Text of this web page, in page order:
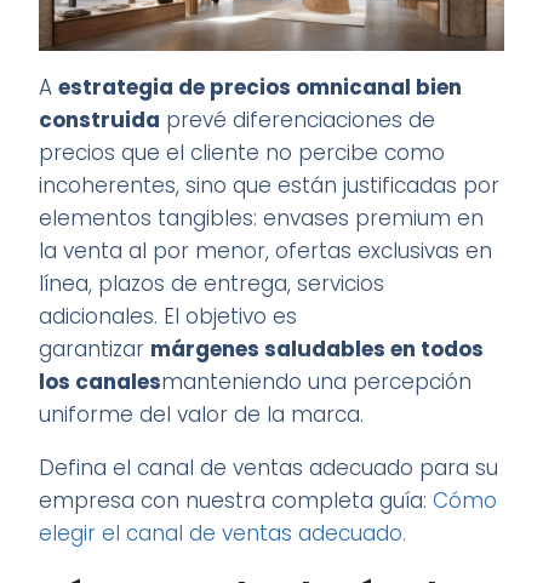
Aestrategia de precios omnicanal bien
construida prevé diferenciaciones de
precios que el cliente no percibe como
incoherentes, sino que están justificadas por
elementos tangibles: envases premium en
la venta al por menor, ofertas exclusivas en
línea, plazos de entrega, servicios
adicionales. El objetivo es
garantizar márgenes saludables en todos
los canalesmanteniendo una percepción
uniforme del valor de la marca.
Defina el canal de ventas adecuado para su
empresa con nuestra completa guía: Cómo
elegir el canal de ventas adecuado.